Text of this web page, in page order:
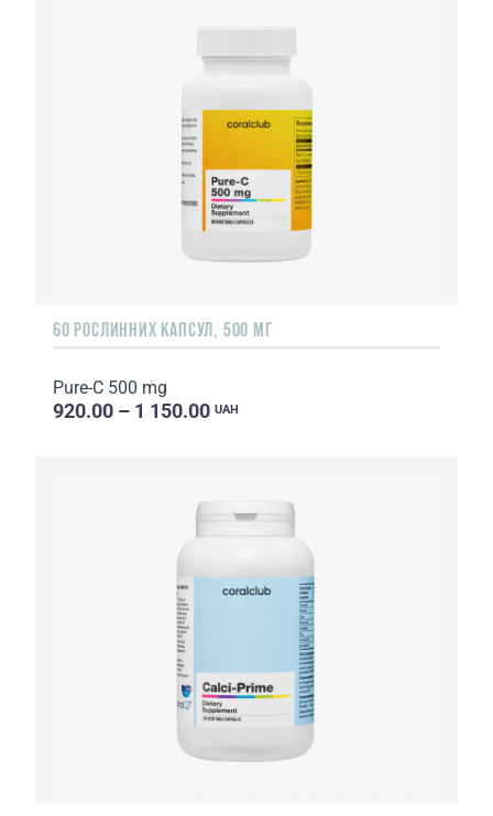
60 РОСЛИННИХ КАПСУЛ, 500 МГ
Pure-C 500 mg
920.00 – 1 150.00 UAH